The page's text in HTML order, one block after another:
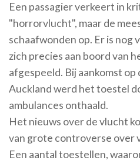
Een passagier verkeert in
"horrorvlucht", maar de
schaafwonden op. Er is nog
zich precies aan boord van
afgespeeld. Bij aankomst op
Auckland werd het toestel
ambulances onthaald.
Het nieuws over de vlucht
van grote controverse over
Een aantal toestellen,